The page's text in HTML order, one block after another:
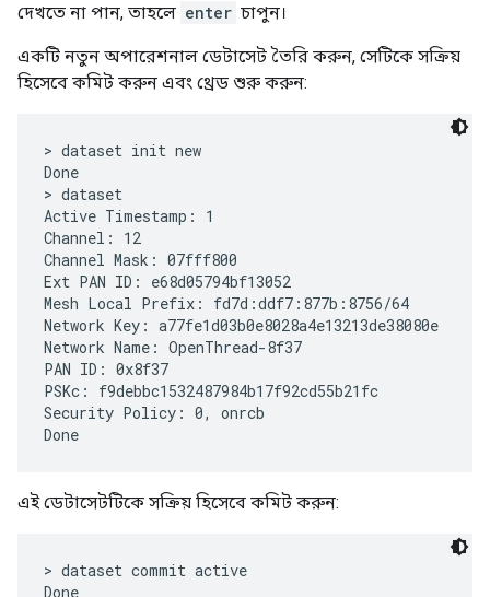
দেখতে না পান, তাহলে enter চাপুন।
একটি নতুন অপারেশনাল ডেটাসেট তৈরি করুন, সেটিকে সক্রিয়
হিসেবে কমিট করুন এবং থ্রেড শুরু করুন:
> dataset init new
Done
> dataset
Active Timestamp: 1
Channel: 12
Channel Mask: 07fff800
Ext PAN ID: e68d05794bf13052
Mesh Local Prefix: fd7d:ddf7:877b:8756/64
Network Key: a77fe1d03b0e8028a4e13213de38080e
Network Name: OpenThread-8f37
PAN ID: 0x8f37
PSKc: f9debbc1532487984b17f92cd55b21fc
Security Policy: 0, onrcb
এই ডেটাসেটটিকে সক্রিয় হিসেবে কমিট করুন:
> dataset commit active